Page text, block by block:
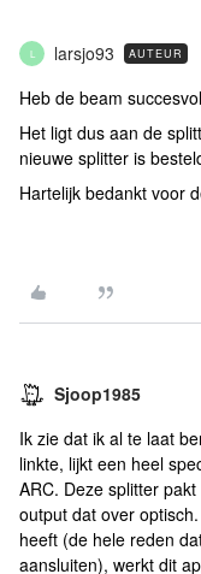
L larsjo93 AUTEUR
Heb de beam
Het ligt dus aan de
nieuwe splitter is
Hartelijk bedankt voor
Sjoop1985
Ik zie dat ik al te laat
linkte, lijkt een heel
ARC. Deze splitter
output dat over
heeft (de hele reden
aansluiten), werkt dit